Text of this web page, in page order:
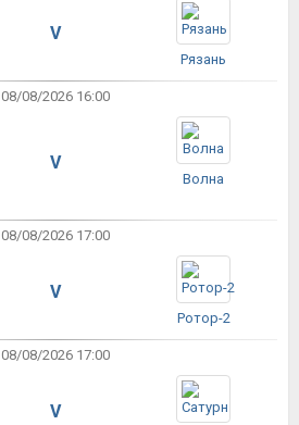
V
Рязань
08/08/2026 16:00
V
Волна
08/08/2026 17:00
V
Ротор-2
08/08/2026 17:00
V